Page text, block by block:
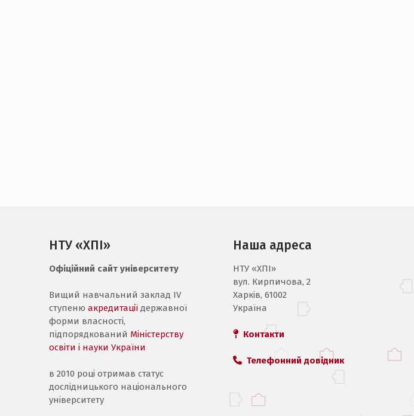
НТУ «ХПІ»
Офіційний сайт університету
Вищий навчальний заклад IV
ступеню акредитації державної
форми власності,
підпорядкований Міністерству
освіти і науки України
в 2010 році отримав статус
дослідницького національного
університету
Наша адреса
НТУ «ХПI»
вул. Кирпичова, 2
Харків, 61002
Україна
Контакти
Телефонний довідник